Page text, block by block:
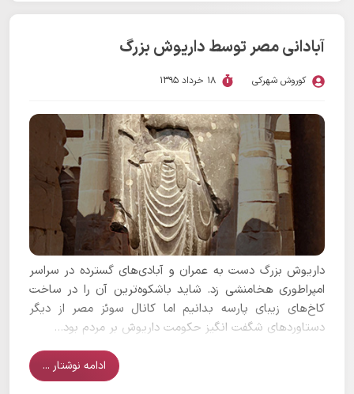
آبادانی مصر توسط داریوش بزرگ
کوروش شهرکی 18 خرداد 1395
داریوش بزرگ دست به عمران و آبادی‌های گسترده در سراسر
امپراطوری هخامنشی زد. شاید باشکوه‌ترین آن را در ساخت
کاخ‌های زیبای پارسه بدانیم اما کانال سوئز مصر از دیگر
دستاورد‌های شگفت انگیز حکومت داریوش بر مردم بود...
ادامه نوشتار ...